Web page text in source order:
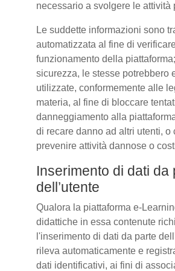
necessario a svolgere le attività
Le suddette informazioni sono
automatizzata al fine di
funzionamento della
sicurezza, le stesse potrebbero
utilizzate, conformemente alle
materia, al fine di bloccare
danneggiamento alla
di recare danno ad altri utenti, o
prevenire attività dannose o
Inserimento di dati da
dell’utente
Qualora la piattaforma e-
didattiche in essa contenute
l'inserimento di dati da parte
rileva automaticamente e
dati identificativi, ai fini di